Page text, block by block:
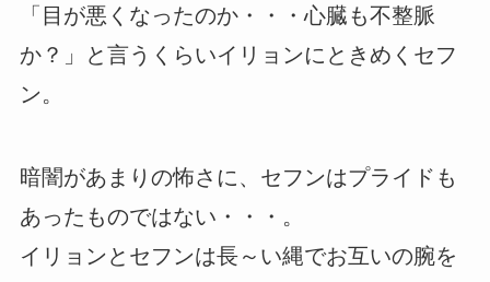
「目が悪くなったのか・・・心臓も不整脈
か？」と言うくらいイリョンにときめくセフ
ン。
暗闇があまりの怖さに、セフンはプライドも
あったものではない・・・。
イリョンとセフンは長～い縄でお互いの腕を